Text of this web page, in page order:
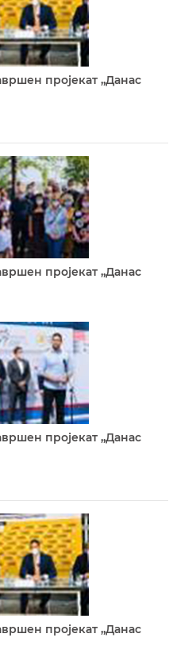
пројекат „Данас
пројекат „Данас
пројекат „Данас
пројекат „Данас